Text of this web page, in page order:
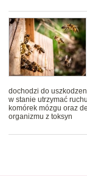
dochodzi do
w stanie utrzymać
komórek mózgu oraz
organizmu z toksyn